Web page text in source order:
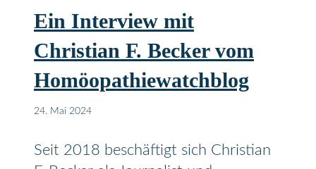
Ein Interview mit
Christian F. Becker vom
Homöopathiewatchblog
24. Mai 2024
Seit 2018 beschäftigt sich Christian